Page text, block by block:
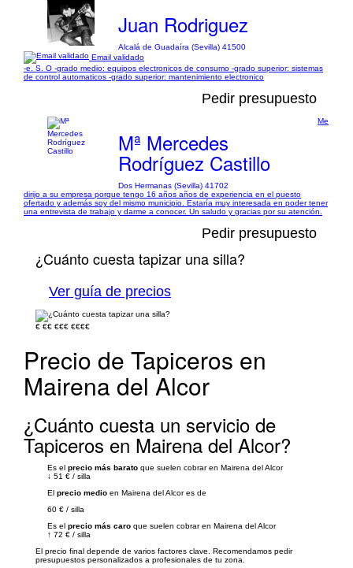
Juan Rodriguez
Alcalá de Guadaíra (Sevilla) 41500
Email validado
-e. S. O -grado medio: equipos electronicos de consumo -grado superior: sistemas
de control automaticos -grado superior: mantenimiento electronico
Pedir presupuesto
Mª Mercedes
Rodríguez Castillo
Dos Hermanas (Sevilla) 41702
Me
dirijo a su empresa porque tengo 16 años años de experiencia en el puesto
ofertado y además soy del mismo municipio. Estaría muy interesada en poder tener
una entrevista de trabajo y darme a conocer. Un saludo y gracias por su atención.
Pedir presupuesto
¿Cuánto cuesta tapizar una silla?
Ver guía de precios
€ €€ €€€ €€€€
Precio de Tapiceros en
Mairena del Alcor
¿Cuánto cuesta un servicio de
Tapiceros en Mairena del Alcor?
Es el precio más barato que suelen cobrar en Mairena del Alcor
↓ 51 € / silla
El precio medio en Mairena del Alcor es de
60 € / silla
Es el precio más caro que suelen cobrar en Mairena del Alcor
↑ 72 € / silla
El precio final depende de varios factores clave. Recomendamos pedir
presupuestos personalizados a profesionales de tu zona.